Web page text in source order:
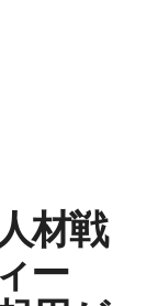
材戦
ー